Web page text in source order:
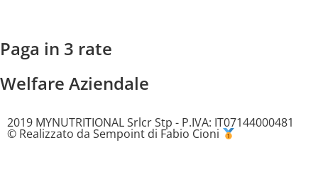
Paga in 3 rate
Welfare Aziendale
2019 MYNUTRITIONAL Srlcr Stp - P.IVA: IT07144000481
© Realizzato da Sempoint di Fabio Cioni